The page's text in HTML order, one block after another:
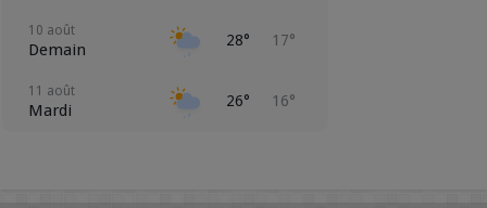
10 août
Demain 28° 17°
11 août
Mardi 26° 16°